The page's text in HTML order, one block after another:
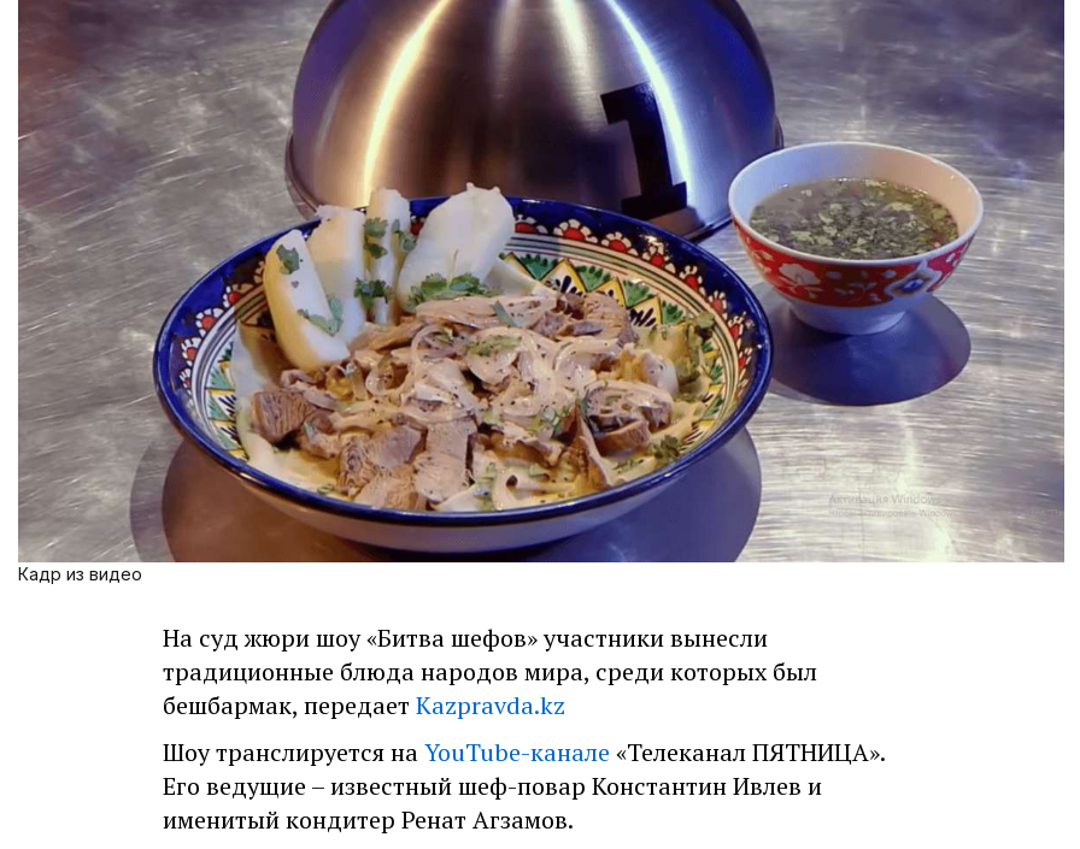
Кадр из видео
На суд жюри шоу «Битва шефов» участники вынесли
традиционные блюда народов мира, среди которых был
бешбармак, передает Kazpravda.kz
Шоу транслируется наYouTube-канале «Телеканал ПЯТНИЦА».
Его ведущие – известный шеф-повар Константин Ивлев и
именитый кондитер Ренат Агзамов.